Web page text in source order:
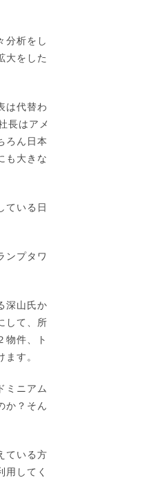
分析をし
大をした
は代替わ
長はアメ
ろん日本
も大きな
ている日
ンプタワ
深山氏か
して、所
物件、ト
す。
ミニアム
か？そん
ている方
用してく